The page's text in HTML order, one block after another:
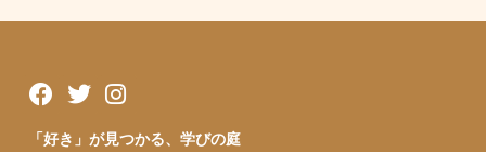
「好き」が見つかる、学びの庭